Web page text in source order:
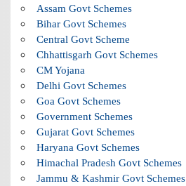
Assam Govt Schemes
Bihar Govt Schemes
Central Govt Scheme
Chhattisgarh Govt Schemes
CM Yojana
Delhi Govt Schemes
Goa Govt Schemes
Government Schemes
Gujarat Govt Schemes
Haryana Govt Schemes
Himachal Pradesh Govt Schemes
Jammu & Kashmir Govt Schemes